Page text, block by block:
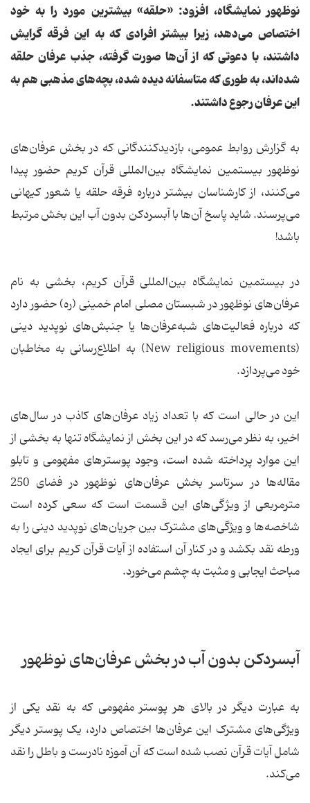
نوظهور نمایشگاه، افزود: «حلقه» بیشترین مورد را به خود
اختصاص می‌دهد، زیرا بیشتر افرادی که به این فرقه گرایش
داشتند، با دعوتی که از آن‌ها صورت گرفته، جذب عرفان حلقه
شده‌اند، به طوری که متاسفانه دیده شده، بچه‌های مذهبی هم به
این عرفان رجوع داشتند.
به گزارش روابط عمومی، بازدیدکنندگانی که در بخش عرفان‌های
نوظهور بیستمین نمایشگاه بین‌المللی قرآن کریم حضور پیدا
می‌کنند، از کارشناسان بیشتر درباره فرقه حلقه یا شعور کیهانی
می‌پرسند. شاید پاسخ آن‌ها با آبسردکن بدون آب این بخش مرتبط
باشد!
در بیستمین نمایشگاه بین‌المللی قرآن کریم، بخشی به نام
عرفان‌های نوظهور در شبستان مصلی امام خمینی (ره) حضور دارد
که درباره فعالیت‌های شبه‌عرفان‌ها یا جنبش‌های نوپدید دینی
(New religious movements) به اطلاع‌رسانی به مخاطبان
خود می‌پردازد.
این در حالی است که با تعداد زیاد عرفان‌های کاذب در سال‌های
اخیر، به نظر می‌رسد که در این بخش از نمایشگاه تنها به بخشی از
این موارد پرداخته شده است، وجود پوسترهای مفهومی و تابلو
مقاله‌ها در سرتاسر بخش عرفان‌های نوظهور در فضای 250
مترمربعی از ویژ‌گی‌های این قسمت است که سعی کرده است
شاخصه‌ها و ویژگی‌های مشترک بین جریان‌های نوپدید دینی را به
ورطه نقد بکشد و در کنار آن استفاده از آیات قرآن کریم برای ایجاد
مباحث ایجابی و مثبت به چشم می‌خورد.
آبسردکن بدون آب در بخش عرفان‌های نوظهور
به عبارت دیگر در بالای هر پوستر مفهومی که به نقد یکی از
ویژگی‌های مشترک این عرفان‌ها اختصاص دارد، یک پوستر دیگر
شامل آیات قرآن نصب شده است که آن آموزه نادرست و باطل را نقد
می‌کند.